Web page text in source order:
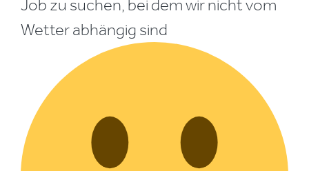
Job zu suchen, bei dem wir nicht vom
Wetter abhängig sind